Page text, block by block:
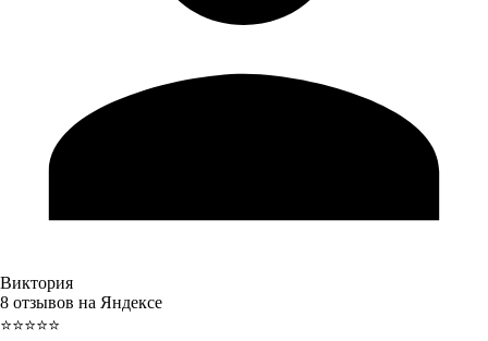
Виктория
8 отзывов на Яндексе
⭐⭐⭐⭐⭐